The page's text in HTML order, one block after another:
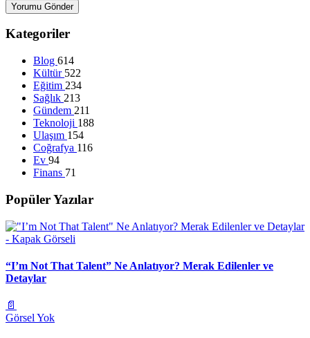
Yorumu Gönder
Kategoriler
Blog 614
Kültür 522
Eğitim 234
Sağlık 213
Gündem 211
Teknoloji 188
Ulaşım 154
Coğrafya 116
Ev 94
Finans 71
Popüler Yazılar
“I’m Not That Talent” Ne Anlatıyor? Merak Edilenler ve
Detaylar
📄
Görsel Yok